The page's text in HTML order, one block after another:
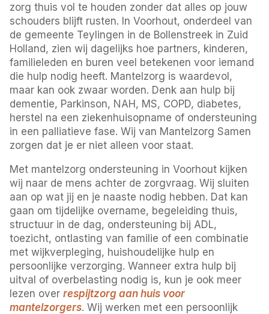
zorg thuis vol te houden zonder dat alles op jouw
schouders blijft rusten. In Voorhout, onderdeel van
de gemeente Teylingen in de Bollenstreek in Zuid
Holland, zien wij dagelijks hoe partners, kinderen,
familieleden en buren veel betekenen voor iemand
die hulp nodig heeft. Mantelzorg is waardevol,
maar kan ook zwaar worden. Denk aan hulp bij
dementie, Parkinson, NAH, MS, COPD, diabetes,
herstel na een ziekenhuisopname of ondersteuning
in een palliatieve fase. Wij van Mantelzorg Samen
zorgen dat je er niet alleen voor staat.
Met mantelzorg ondersteuning in Voorhout kijken
wij naar de mens achter de zorgvraag. Wij sluiten
aan op wat jij en je naaste nodig hebben. Dat kan
gaan om tijdelijke overname, begeleiding thuis,
structuur in de dag, ondersteuning bij ADL,
toezicht, ontlasting van familie of een combinatie
met wijkverpleging, huishoudelijke hulp en
persoonlijke verzorging. Wanneer extra hulp bij
uitval of overbelasting nodig is, kun je ook meer
lezen overrespijtzorg aan huis voor
mantelzorgers. Wij werken met een persoonlijk